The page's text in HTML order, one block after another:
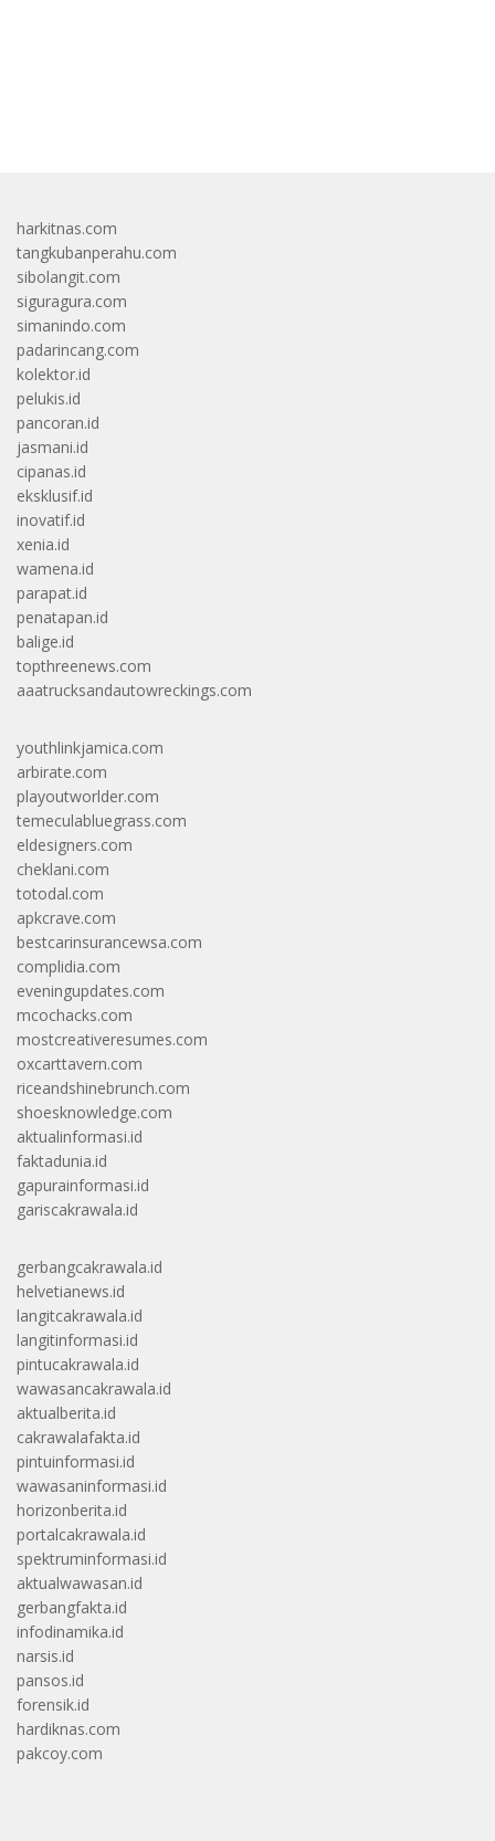
harkitnas.com
tangkubanperahu.com
sibolangit.com
siguragura.com
simanindo.com
padarincang.com
kolektor.id
pelukis.id
pancoran.id
jasmani.id
cipanas.id
eksklusif.id
inovatif.id
xenia.id
wamena.id
parapat.id
penatapan.id
balige.id
topthreenews.com
aaatrucksandautowreckings.com
youthlinkjamica.com
arbirate.com
playoutworlder.com
temeculabluegrass.com
eldesigners.com
cheklani.com
totodal.com
apkcrave.com
bestcarinsurancewsa.com
complidia.com
eveningupdates.com
mcochacks.com
mostcreativeresumes.com
oxcarttavern.com
riceandshinebrunch.com
shoesknowledge.com
aktualinformasi.id
faktadunia.id
gapurainformasi.id
gariscakrawala.id
gerbangcakrawala.id
helvetianews.id
langitcakrawala.id
langitinformasi.id
pintucakrawala.id
wawasancakrawala.id
aktualberita.id
cakrawalafakta.id
pintuinformasi.id
wawasaninformasi.id
horizonberita.id
portalcakrawala.id
spektruminformasi.id
aktualwawasan.id
gerbangfakta.id
infodinamika.id
narsis.id
pansos.id
forensik.id
hardiknas.com
pakcoy.com